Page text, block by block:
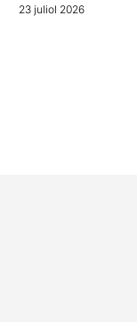
23 juliol 2026